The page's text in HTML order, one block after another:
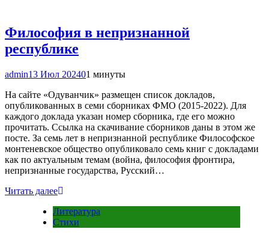
Философия в непризнанной
республике
admin13 Июл 202401 минуты
На сайте «Одуванчик» размещен список докладов,
опубликованных в семи сборниках ФМО (2015-2022). Для
каждого доклада указан номер сборника, где его можно
прочитать. Ссылка на скачивание сборников даны в этом же
посте. За семь лет в непризнанной республике Философское
монтеневское общество опубликовало семь книг с докладами
как по актуальным темам (война, философия фронтира,
непризнанные государства, Русский…
Читать далее
Литература
Стихи